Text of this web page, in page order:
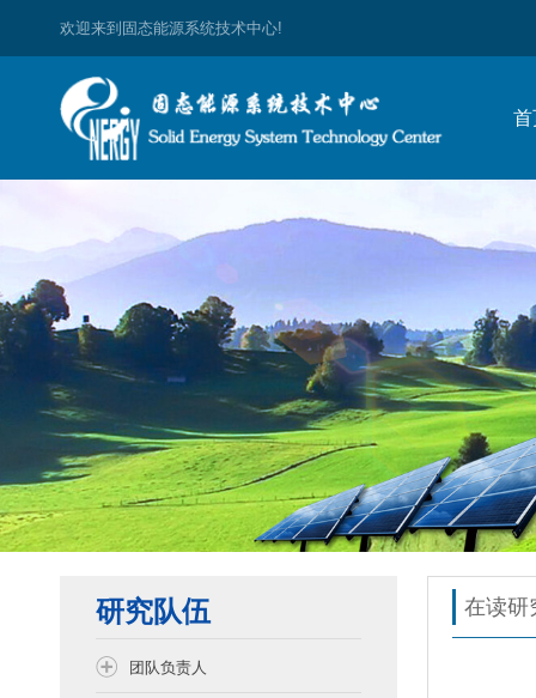
欢迎来到固态能源系统技术中心!
首
研究队伍
团队负责人
在读研